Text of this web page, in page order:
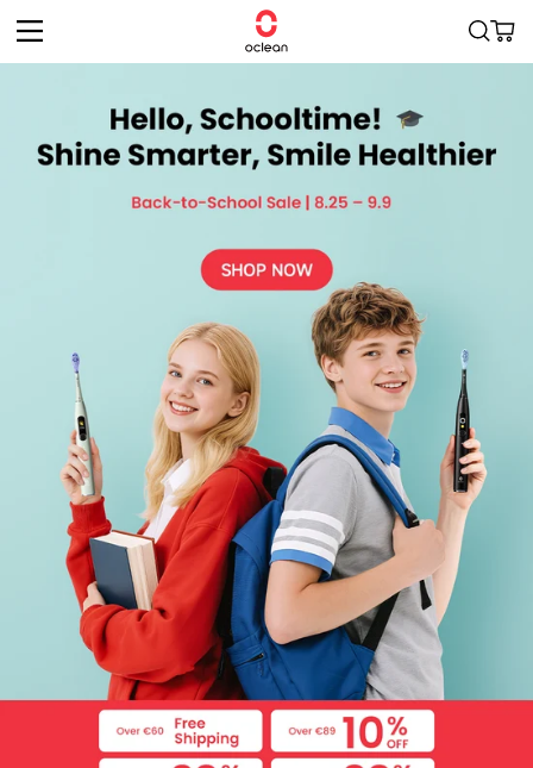
Sari la
conținut
Cart